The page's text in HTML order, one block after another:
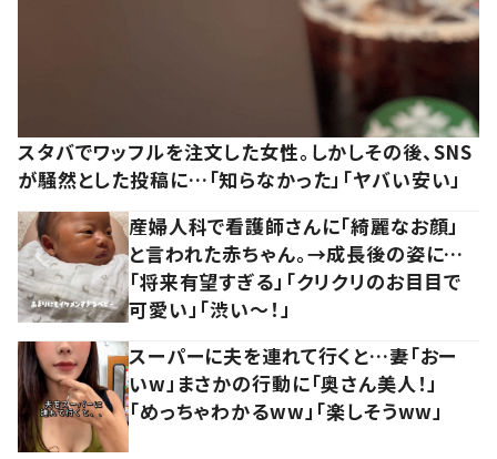
スタバでワッフルを注文した女性。しかしその後、SNS
が騒然とした投稿に…「知らなかった」「ヤバい安い」
産婦人科で看護師さんに「綺麗なお顔」
と言われた赤ちゃん。→成長後の姿に…
「将来有望すぎる」「クリクリのお目目で
可愛い」「渋い～！」
スーパーに夫を連れて行くと…妻「おー
いw」まさかの行動に「奥さん美人！」
「めっちゃわかるww」「楽しそうww」